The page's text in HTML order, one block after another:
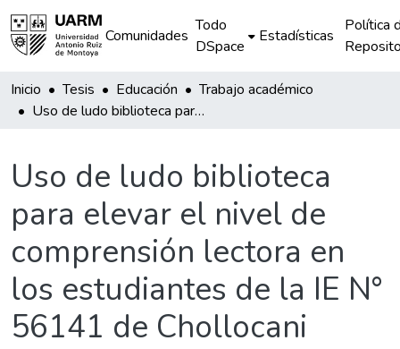
Comunidades
Todo
DSpace
Estadísticas
Política
Inicio Tesis Educación
Trabajo académico
Uso de ludo biblioteca para elevar el nivel de comprensión lectora en los estudiantes de la IE N° 56141 de Chollocani
Uso de ludo biblioteca
para elevar el nivel de
comprensión lectora en
los estudiantes de la IE N°
56141 de Chollocani